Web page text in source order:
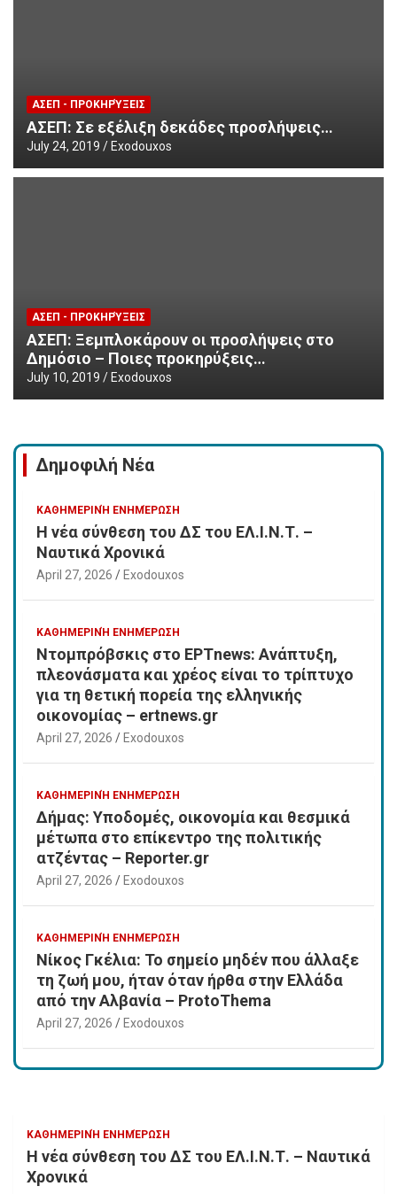
ΑΣΕΠ - ΠΡΟΚΗΡΎΞΕΙΣ
ΑΣΕΠ: Σε εξέλιξη δεκάδες προσλήψεις…
July 24, 2019 Exodouxos
ΑΣΕΠ - ΠΡΟΚΗΡΎΞΕΙΣ
ΑΣΕΠ: Ξεμπλοκάρουν οι προσλήψεις στο
Δημόσιο – Ποιες προκηρύξεις…
July 10, 2019 Exodouxos
Δημοφιλή Νέα
ΚΑΘΗΜΕΡΙΝΉ ΕΝΗΜΈΡΩΣΗ
Η νέα σύνθεση του ΔΣ του ΕΛ.Ι.Ν.Τ. –
Ναυτικά Χρονικά
April 27, 2026 Exodouxos
ΚΑΘΗΜΕΡΙΝΉ ΕΝΗΜΈΡΩΣΗ
Ντομπρόβσκις στο ΕΡΤnews: Ανάπτυξη,
πλεονάσματα και χρέος είναι το τρίπτυχο
για τη θετική πορεία της ελληνικής
οικονομίας – ertnews.gr
April 27, 2026 Exodouxos
ΚΑΘΗΜΕΡΙΝΉ ΕΝΗΜΈΡΩΣΗ
Δήμας: Υποδομές, οικονομία και θεσμικά
μέτωπα στο επίκεντρο της πολιτικής
ατζέντας – Reporter.gr
April 27, 2026 Exodouxos
ΚΑΘΗΜΕΡΙΝΉ ΕΝΗΜΈΡΩΣΗ
Νίκος Γκέλια: Το σημείο μηδέν που άλλαξε
τη ζωή μου, ήταν όταν ήρθα στην Ελλάδα
από την Αλβανία – ProtoThema
April 27, 2026 Exodouxos
ΚΑΘΗΜΕΡΙΝΉ ΕΝΗΜΈΡΩΣΗ
Η νέα σύνθεση του ΔΣ του ΕΛ.Ι.Ν.Τ. – Ναυτικά
Χρονικά